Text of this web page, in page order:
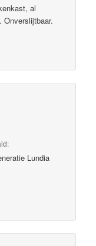
al
Onverslijtbaar.
Lundia